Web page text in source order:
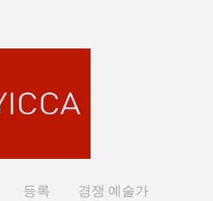
등록 경쟁 예술가